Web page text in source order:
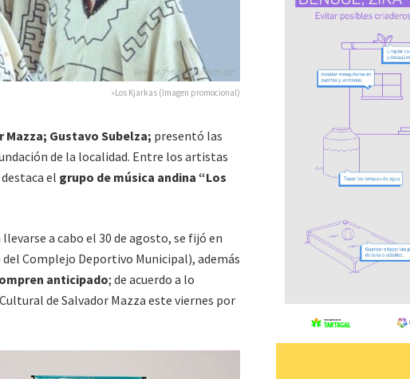
»Los Kjarkas (Imagen promocional)
Gustavo Subelza; presentó las
de la localidad. Entre los artistas
el grupo de música andina “Los
a cabo el 30 de agosto, se fijó en
Complejo Deportivo Municipal), además
anticipado; de acuerdo a lo
de Salvador Mazza este viernes por